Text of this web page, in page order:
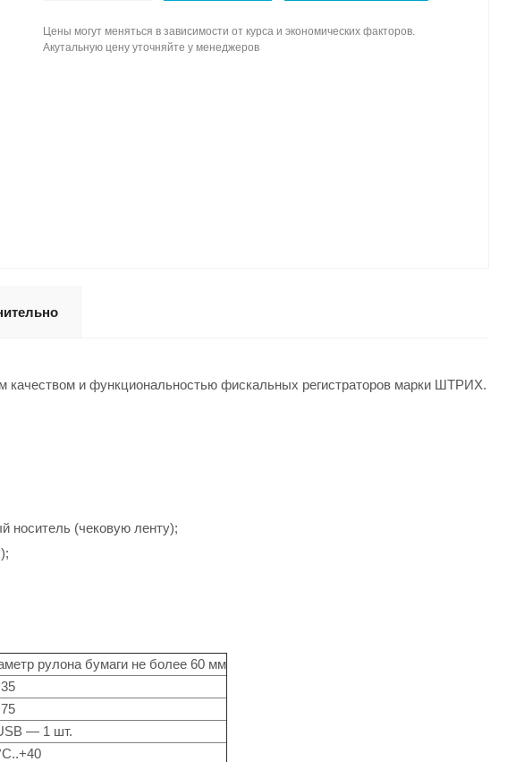
Цены могут меняться в зависимости от курса и экономических факторов.
Акутальную цену уточняйте у менеджеров
и функциональностью фискальных регистраторов марки ШТРИХ.
носитель (чековую ленту);
рулона бумаги не более 60 мм
35
75
— 1 шт.